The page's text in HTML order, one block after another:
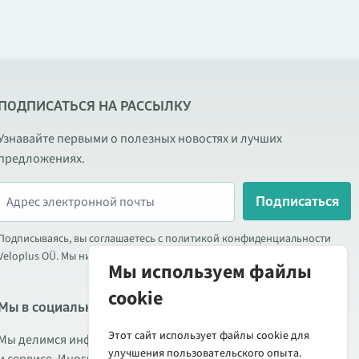
НА РАССЫЛКУ
первыми о полезных новостях и лучших
Подписаться
вы соглашаетесь с политикой конфиденциальности
OÜ. Мы никогда не передаём ваши данные третьим лицам.
в социальных сетях
делимся информацией о выгодных акциях, новых товарах
Мы используем файлы
cookie
Этот сайт использует файлы cookie для
улучшения пользовательского опыта.